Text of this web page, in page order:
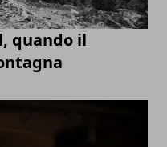
quando il